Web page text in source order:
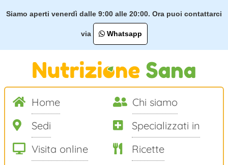
Siamo aperti venerdì dalle 9:00 alle 20:00. Ora puoi contattarci
via Whatsapp
Home
Chi siamo
Sedi
Specializzati in
Visita online
Ricette